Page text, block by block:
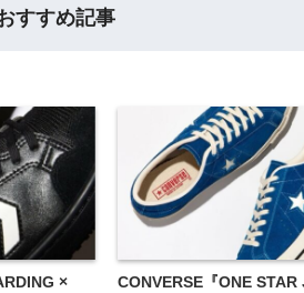
すすめ記事
×
CONVERSE『ONE STAR